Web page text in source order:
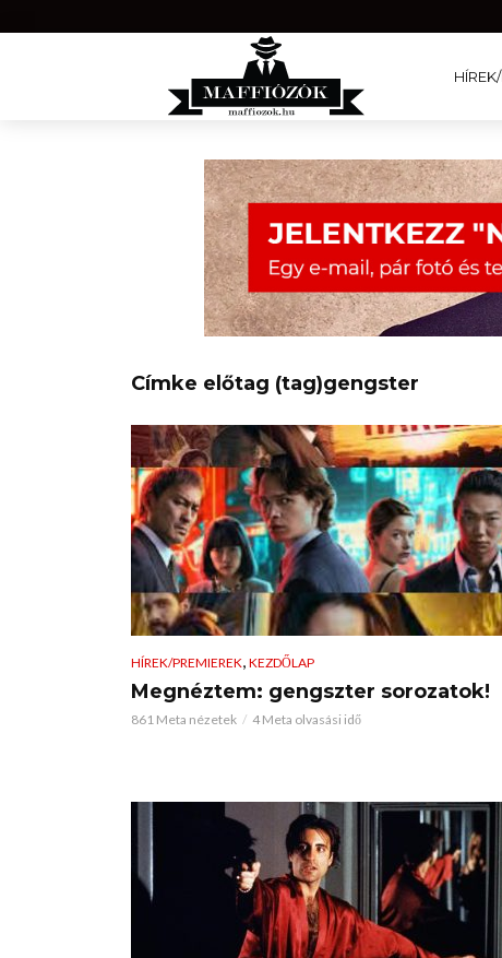
Címke előtag (tag)gengster
HÍREK/PREMIEREK KEZDŐLAP
Megnéztem: gengszter sorozatok!
861 Meta nézetek 4 Meta olvasási idő